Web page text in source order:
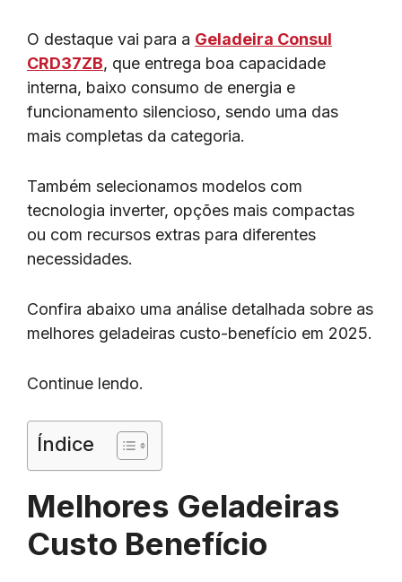
O destaque vai para a Geladeira Consul
CRD37ZB, que entrega boa capacidade
interna, baixo consumo de energia e
funcionamento silencioso, sendo uma das
mais completas da categoria.
Também selecionamos modelos com
tecnologia inverter, opções mais compactas
ou com recursos extras para diferentes
necessidades.
Confira abaixo uma análise detalhada sobre as
melhores geladeiras custo-benefício em 2025.
Continue lendo.
Índice
Melhores Geladeiras
Custo Benefício